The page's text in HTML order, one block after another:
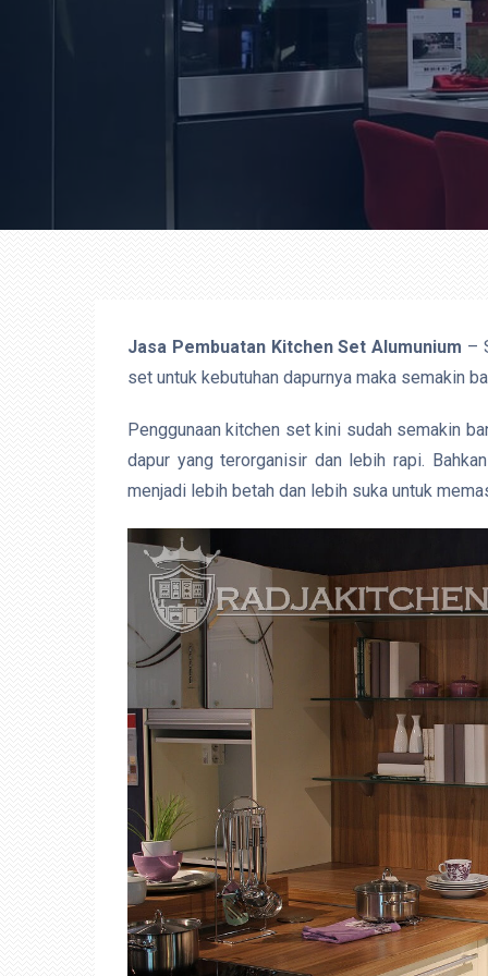
Jasa Pembuatan Kitchen Set Alumunium –
set untuk kebutuhan dapurnya maka semakin
Penggunaan kitchen set kini sudah semakin
dapur yang terorganisir dan lebih rapi.
menjadi lebih betah dan lebih suka untuk